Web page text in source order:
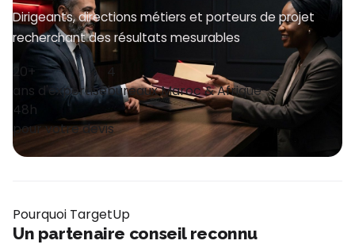
Dirigeants, directions métiers et porteurs de projet
recherchant des résultats mesurables
20+
ans d'expertise
4
bureaux Maroc & Afrique
48h
pour votre devis
Pourquoi TargetUp
Un partenaire conseil reconnu